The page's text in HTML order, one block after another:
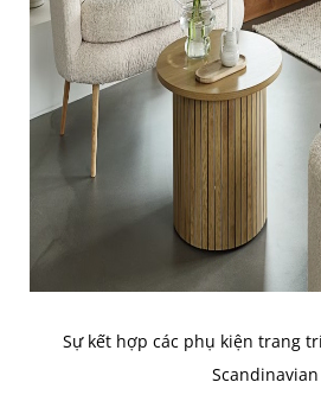
Sự kết hợp các phụ kiện trang
Scandinavian